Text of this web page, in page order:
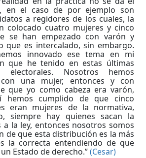
en el caso de por ejemplo son
a regidores de los cuales, la
colocado cuatro mujeres y cinco
se han empezado con varón y
que es intercalado, sin embargo.
innovado ese tema en mi
que he tenido en estas últimas
electorales. Nosotros hemos
con una mujer, entonces y con
que yo como cabeza era varón,
hemos cumplido de que cinco
eran mujeres de la normativa,
siempre hay quienes sacan la
a la ley, entonces nosotros somos
de que esta distribución es la más
la correcta entendiendo de que
Estado de derecho.”(Cesar)